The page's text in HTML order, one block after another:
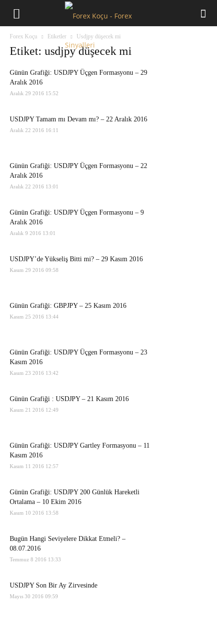
Forex Koçu Etiketler Usdjpy düşecek mi
Etiket: usdjpy düşecek mi
Günün Grafiği: USDJPY Üçgen Formasyonu – 29
Aralık 2016
Aralık 29 2016 15:52
USDJPY Tamam mı Devam mı? – 22 Aralık 2016
Aralık 22 2016 16:11
Günün Grafiği: USDJPY Üçgen Formasyonu – 22
Aralık 2016
Aralık 22 2016 13:01
Günün Grafiği: USDJPY Üçgen Formasyonu – 9
Aralık 2016
Aralık 9 2016 13:01
USDJPY’de Yükseliş Bitti mi? – 29 Kasım 2016
Kasım 29 2016 09:58
Günün Grafiği: GBPJPY – 25 Kasım 2016
Kasım 25 2016 13:44
Günün Grafiği: USDJPY Üçgen Formasyonu – 23
Kasım 2016
Kasım 23 2016 13:42
Günün Grafiği : USDJPY – 21 Kasım 2016
Kasım 21 2016 12:49
Günün Grafiği: USDJPY Gartley Formasyonu – 11
Kasım 2016
Kasım 11 2016 12:57
Günün Grafiği: USDJPY 200 Günlük Hareketli
Ortalama – 10 Ekim 2016
Kasım 10 2016 13:58
Bugün Hangi Seviyelere Dikkat Etmeli? –
08.07.2016
Temmuz 8 2016 13:33
USDJPY Son Bir Ay Zirvesinde
Mayıs 30 2016 09:59